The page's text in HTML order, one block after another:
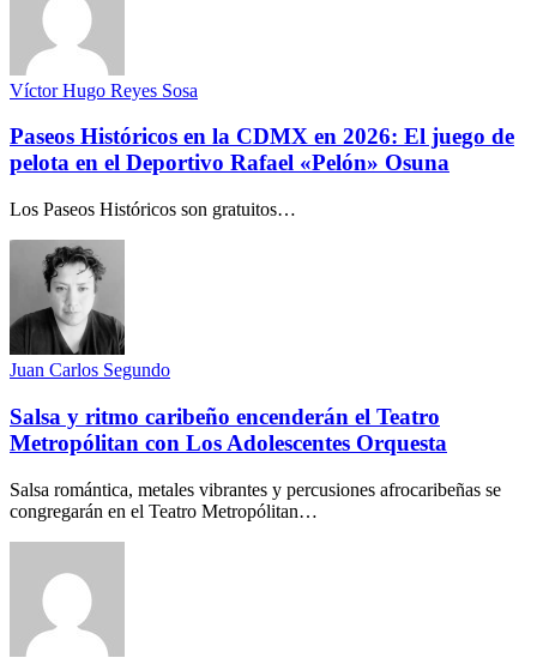
Víctor Hugo Reyes Sosa
Paseos Históricos en la CDMX en 2026: El juego de
pelota en el Deportivo Rafael «Pelón» Osuna
Los Paseos Históricos son gratuitos…
Juan Carlos Segundo
Salsa y ritmo caribeño encenderán el Teatro
Metropólitan con Los Adolescentes Orquesta
Salsa romántica, metales vibrantes y percusiones afrocaribeñas se
congregarán en el Teatro Metropólitan…